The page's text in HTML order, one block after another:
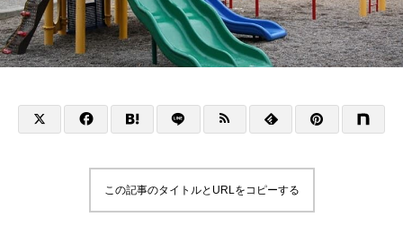
この記事のタイトルとURLをコピーする